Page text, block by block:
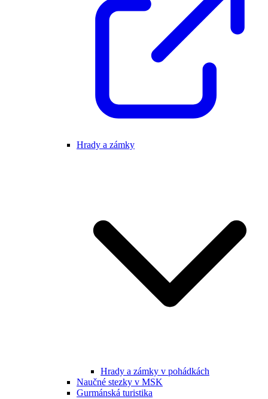
Hrady a zámky
Hrady a zámky v pohádkách
Naučné stezky v MSK
Gurmánská turistika